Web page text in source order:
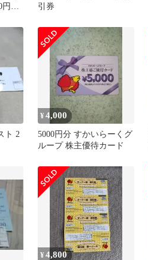
分
引券
ト 2
¥4,000
5000円分 すかいらーくグ
ループ 株主優待カード
¥4,800